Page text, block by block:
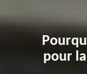
pour